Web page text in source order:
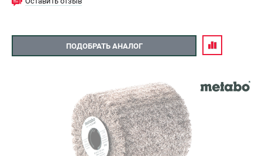
ПОДОБРАТЬ АНАЛОГ